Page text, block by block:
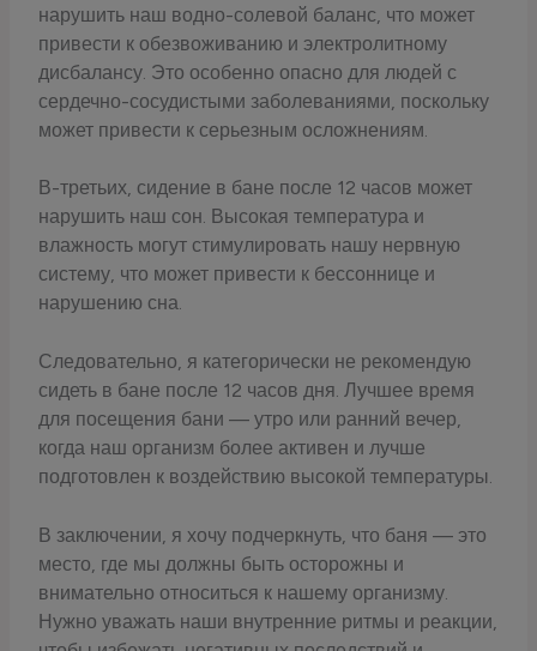
нарушить наш водно-солевой баланс, что может
привести к обезвоживанию и электролитному
дисбалансу. Это особенно опасно для людей с
сердечно-сосудистыми заболеваниями, поскольку
может привести к серьезным осложнениям.
В-третьих, сидение в бане после 12 часов может
нарушить наш сон. Высокая температура и
влажность могут стимулировать нашу нервную
систему, что может привести к бессоннице и
нарушению сна.
Следовательно, я категорически не рекомендую
сидеть в бане после 12 часов дня. Лучшее время
для посещения бани — утро или ранний вечер,
когда наш организм более активен и лучше
подготовлен к воздействию высокой температуры.
В заключении, я хочу подчеркнуть, что баня — это
место, где мы должны быть осторожны и
внимательно относиться к нашему организму.
Нужно уважать наши внутренние ритмы и реакции,